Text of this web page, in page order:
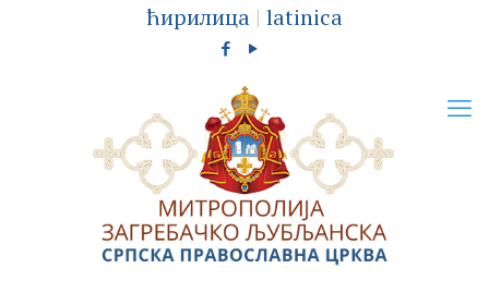
ћирилица | latinica